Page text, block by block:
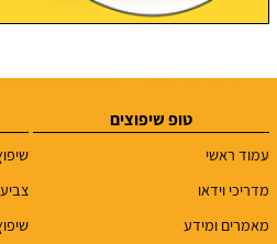
טופ שיפוצים
עמוד ראשי
מדריכי וידאו
מאמרים ומידע